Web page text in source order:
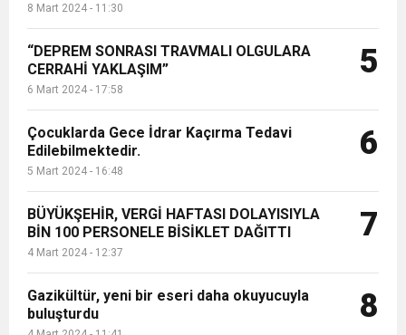
8 Mart 2024 - 11:30
“DEPREM SONRASI TRAVMALI OLGULARA
CERRAHİ YAKLAŞIM”
6 Mart 2024 - 17:58
5
Çocuklarda Gece İdrar Kaçırma Tedavi
Edilebilmektedir.
5 Mart 2024 - 16:48
6
BÜYÜKŞEHİR, VERGİ HAFTASI DOLAYISIYLA
BİN 100 PERSONELE BİSİKLET DAĞITTI
4 Mart 2024 - 12:37
7
Gazikültür, yeni bir eseri daha okuyucuyla
buluşturdu
8